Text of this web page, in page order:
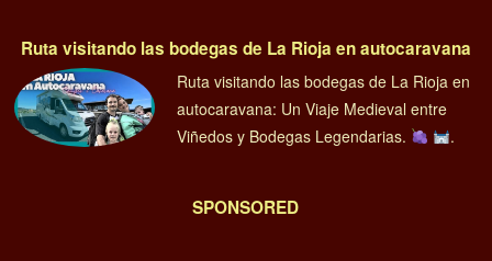
Ruta visitando las bodegas de La Rioja en autocaravana
Ruta visitando las bodegas de La Rioja en
autocaravana: Un Viaje Medieval entre
Viñedos y Bodegas Legendarias.
.
SPONSORED